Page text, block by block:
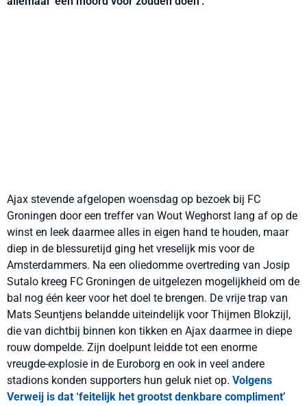
Ajax stevende afgelopen woensdag op bezoek bij FC
Groningen door een treffer van Wout Weghorst lang af op de
winst en leek daarmee alles in eigen hand te houden, maar
diep in de blessuretijd ging het vreselijk mis voor de
Amsterdammers. Na een oliedomme overtreding van Josip
Sutalo kreeg FC Groningen de uitgelezen mogelijkheid om de
bal nog één keer voor het doel te brengen. De vrije trap van
Mats Seuntjens belandde uiteindelijk voor Thijmen Blokzijl,
die van dichtbij binnen kon tikken en Ajax daarmee in diepe
rouw dompelde. Zijn doelpunt leidde tot een enorme
vreugde-explosie in de Euroborg en ook in veel andere
stadions konden supporters hun geluk niet op. Volgens
Verweij is dat ‘feitelijk het grootst denkbare compliment’